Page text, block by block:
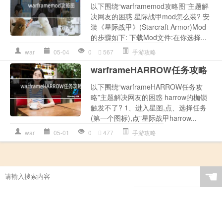
以下围绕“warframemod攻略图”主题解
决网友的困惑 星际战甲mod怎么装? 安
装《星际战甲》(Starcraft Armor)Mod
的步骤如下: 下载Mod文件:在你选择...
war 05-04 0 567 手游攻略
warframeHARROW任务攻略
以下围绕“warframeHARROW任务攻
略”主题解决网友的困惑 harrow的枷锁
触发不了? 1、进入星图,点、选择任务
(第一个图标),点"星际战甲harrow...
war 05-01 0 477 手游攻略
☚